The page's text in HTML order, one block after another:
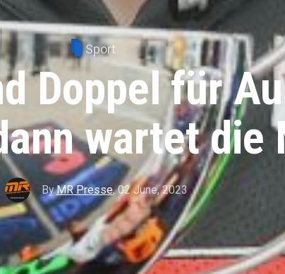
Sport
Doppel für
wartet die
ByMR Presse,02 June, 2023